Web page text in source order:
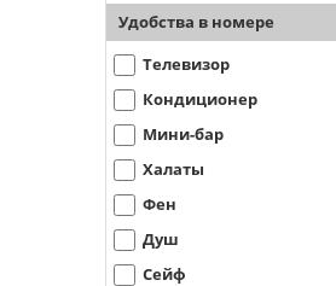
Удобства в номере
Телевизор
Кондиционер
Мини-бар
Халаты
Фен
Душ
Сейф